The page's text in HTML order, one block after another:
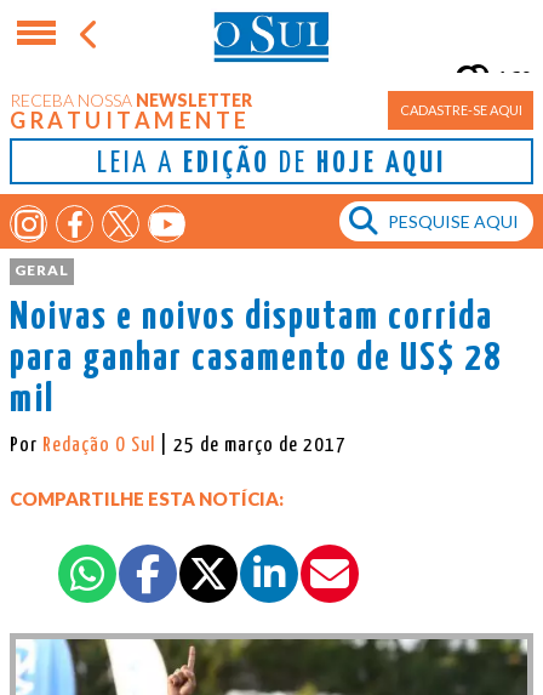
RECEBA NOSSA NEWSLETTER
GRATUITAMENTE CADASTRE-SE AQUI
LEIA A EDIÇÃO DE HOJE AQUI
Porto Alegre
16°
GERAL
Noivas e noivos disputam corrida
para ganhar casamento de US$ 28
mil
Por Redação O Sul | 25 de março de 2017
COMPARTILHE ESTA NOTÍCIA: